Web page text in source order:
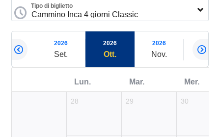
Tipo di biglietto
Ago.
2026
Set.
2026
Ott.
2026
Nov. Dic.
Lun.
28
Mar.
29
Mer.
30